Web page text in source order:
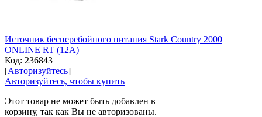
Источник бесперебойного питания Stark Country 2000
ONLINE RT (12A)
Код: 236843
[Авторизуйтесь]
Авторизуйтесь, чтобы купить
Этот товар не может быть добавлен в
корзину, так как Вы не авторизованы.